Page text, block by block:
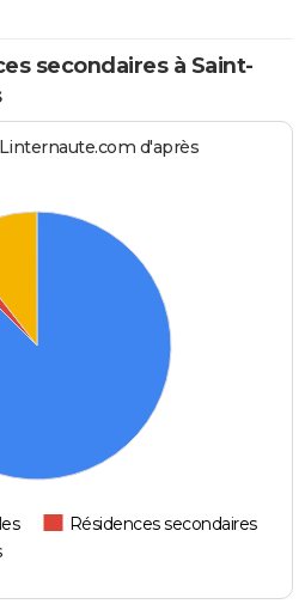
secondaires à Saint-
d'après
Résidences secondaires